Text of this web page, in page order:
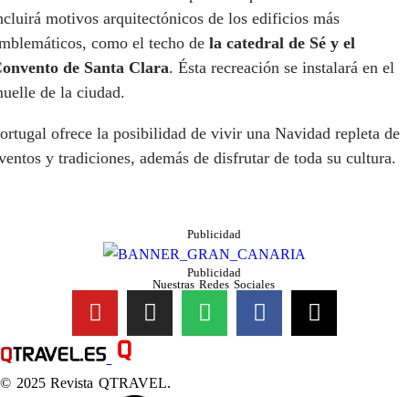
motivos arquitectónicos de los edificios más
como el techo de la catedral de Sé y el
de Santa Clara. Ésta recreación se instalará en el
de la ciudad.
ofrece la posibilidad de vivir una Navidad repleta de
y tradiciones, además de disfrutar de toda su cultura.
Publicidad
Publicidad
Nuestras Redes Sociales
© 2025 Revista QTRAVEL.